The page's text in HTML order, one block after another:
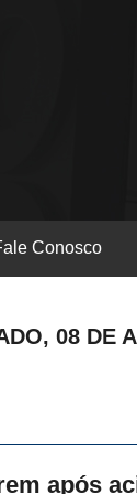
Conosco
08 DE
após